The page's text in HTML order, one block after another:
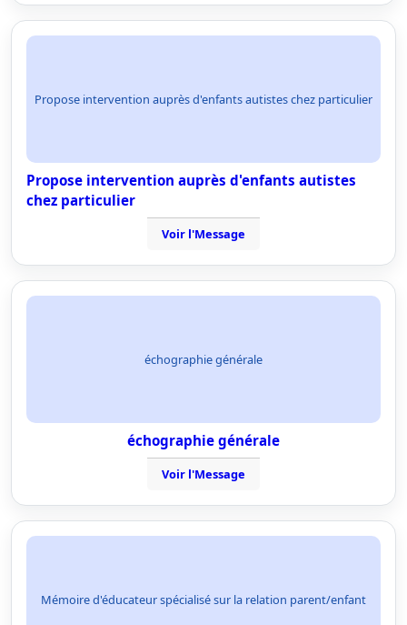
Propose intervention auprès d'enfants autistes chez particulier
Propose intervention auprès d'enfants autistes
chez particulier
Voir l'Message
échographie générale
échographie générale
Voir l'Message
Mémoire d'éducateur spécialisé sur la relation parent/enfant